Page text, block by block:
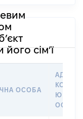
сім’ї
ОСОБА
ОСОБИ